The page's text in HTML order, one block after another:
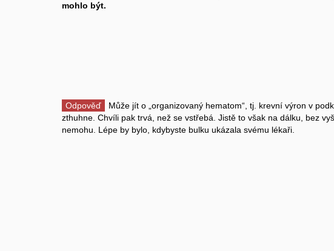
mohlo být.
Odpověď
Může jít o „organizovaný hematom“, tj. krevní výron v
zthuhne. Chvíli pak trvá, než se vstřebá. Jistě to však na dálku, bez
nemohu. Lépe by bylo, kdybyste bulku ukázala svému lékaři.